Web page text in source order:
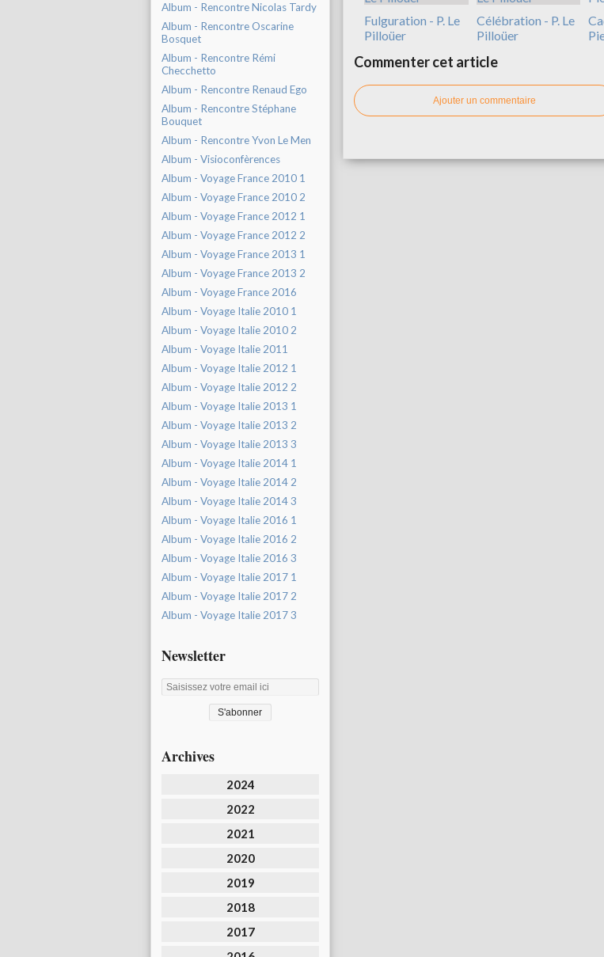
Album - Rencontre Nicolas Tardy
Album - Rencontre Oscarine
Bosquet
Album - Rencontre Rémi
Checchetto
Album - Rencontre Renaud Ego
Album - Rencontre Stéphane
Bouquet
Album - Rencontre Yvon Le Men
Album - Visioconfèrences
Album - Voyage France 2010 1
Album - Voyage France 2010 2
Album - Voyage France 2012 1
Album - Voyage France 2012 2
Album - Voyage France 2013 1
Album - Voyage France 2013 2
Album - Voyage France 2016
Album - Voyage Italie 2010 1
Album - Voyage Italie 2010 2
Album - Voyage Italie 2011
Album - Voyage Italie 2012 1
Album - Voyage Italie 2012 2
Album - Voyage Italie 2013 1
Album - Voyage Italie 2013 2
Album - Voyage Italie 2013 3
Album - Voyage Italie 2014 1
Album - Voyage Italie 2014 2
Album - Voyage Italie 2014 3
Album - Voyage Italie 2016 1
Album - Voyage Italie 2016 2
Album - Voyage Italie 2016 3
Album - Voyage Italie 2017 1
Album - Voyage Italie 2017 2
Album - Voyage Italie 2017 3
Newsletter
Archives
2024
2022
2021
2020
2019
2018
2017
Fulguration - P. Le
Pilloüer
Célébration - P. Le
Pilloüer
Commenter cet article
Ajouter un commentaire